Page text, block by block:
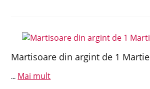
Martisoare din argint de 1 Martie
... Mai mult